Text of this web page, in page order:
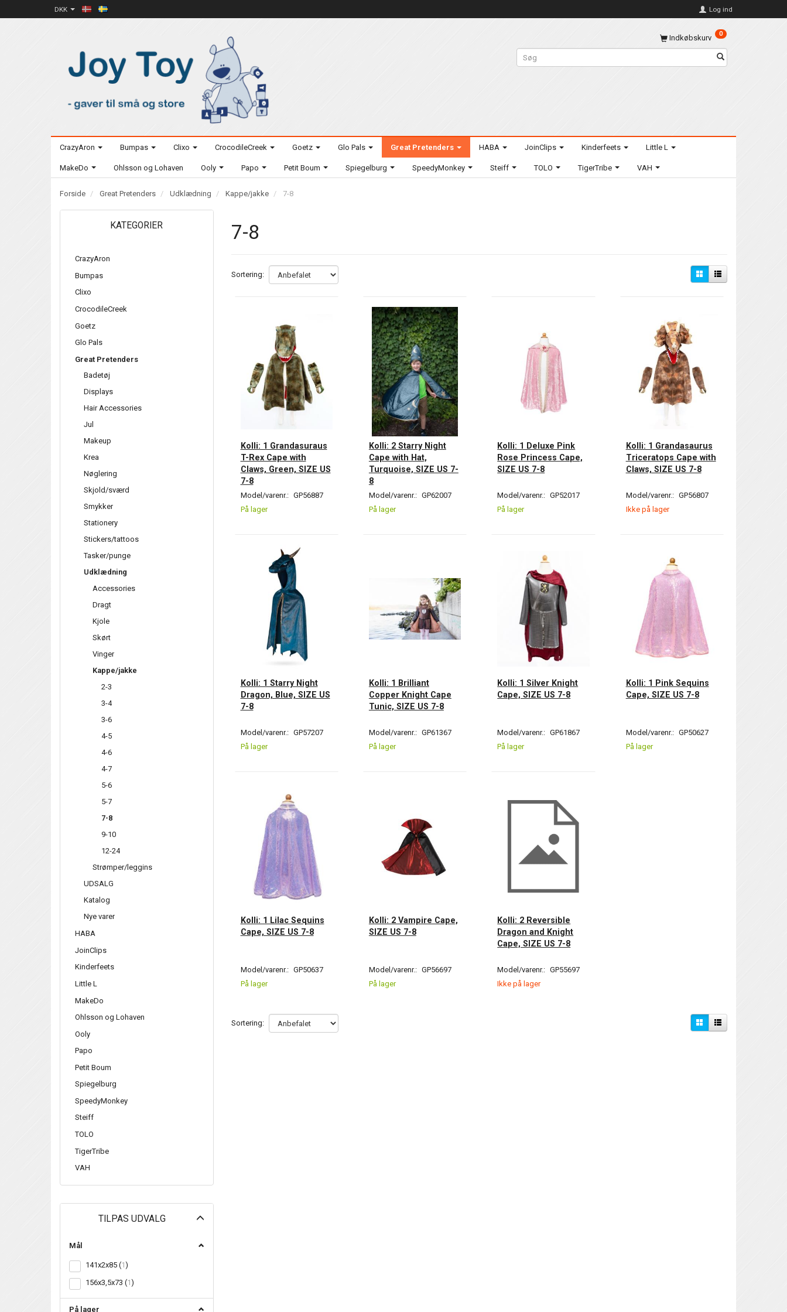
DKK Log ind
Indkøbskurv 0
CrazyAron Bumpas Clixo CrocodileCreek Goetz Glo Pals Great Pretenders HABA JoinClips Kinderfeets Little L
MakeDo Ohlsson og Lohaven Ooly Papo Petit Boum Spiegelburg SpeedyMonkey Steiff TOLO TigerTribe VAH
Forside Great Pretenders Udklædning Kappe/jakke 7-8
KATEGORIER
CrazyAron
Bumpas
Clixo
CrocodileCreek
Goetz
Glo Pals
Great Pretenders
Badetøj
Displays
Hair Accessories
Jul
Makeup
Krea
Nøglering
Skjold/sværd
Smykker
Stationery
Stickers/tattoos
Tasker/punge
Udklædning
Accessories
Dragt
Kjole
Skørt
Vinger
Kappe/jakke
2-3
3-4
3-6
4-5
4-6
4-7
5-6
5-7
7-8
9-10
12-24
Strømper/leggins
UDSALG
Katalog
Nye varer
HABA
JoinClips
Kinderfeets
Little L
MakeDo
Ohlsson og Lohaven
Ooly
Papo
Petit Boum
Spiegelburg
SpeedyMonkey
Steiff
TOLO
TigerTribe
VAH
TILPAS UDVALG
Mål
141x2x85 (1)
156x3,5x73 (1)
På lager
7-8
Sortering:
Kolli: 1 Grandasuraus
T-Rex Cape with
Claws, Green, SIZE US
7-8
Model/varenr.: GP56887
På lager
Kolli: 2 Starry Night
Cape with Hat,
Turquoise, SIZE US 7-
8
Model/varenr.: GP62007
På lager
Kolli: 1 Deluxe Pink
Rose Princess Cape,
SIZE US 7-8
Model/varenr.: GP52017
På lager
Kolli: 1 Grandasaurus
Triceratops Cape with
Claws, SIZE US 7-8
Model/varenr.: GP56807
Ikke på lager
Kolli: 1 Starry Night
Dragon, Blue, SIZE US
7-8
Model/varenr.: GP57207
På lager
Kolli: 1 Brilliant
Copper Knight Cape
Tunic, SIZE US 7-8
Model/varenr.: GP61367
På lager
Kolli: 1 Silver Knight
Cape, SIZE US 7-8
Model/varenr.: GP61867
På lager
Kolli: 1 Pink Sequins
Cape, SIZE US 7-8
Model/varenr.: GP50627
På lager
Kolli: 1 Lilac Sequins
Cape, SIZE US 7-8
Model/varenr.: GP50637
På lager
Kolli: 2 Vampire Cape,
SIZE US 7-8
Model/varenr.: GP56697
På lager
Kolli: 2 Reversible
Dragon and Knight
Cape, SIZE US 7-8
Model/varenr.: GP55697
Ikke på lager
Sortering: